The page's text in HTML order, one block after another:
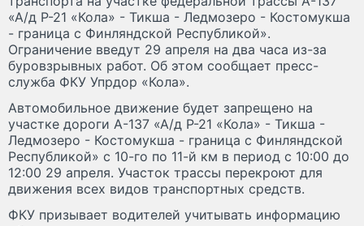
«А/д Р-21 «Кола» - Тикша - Ледмозеро - Костомукша
- граница с Финляндской Республикой».
Ограничение введут 29 апреля на два часа из-за
буровзрывных работ. Об этом сообщает пресс-
служба ФКУ Упрдор «Кола».
Автомобильное движение будет запрещено на
участке дороги А-137 «А/д Р-21 «Кола» - Тикша -
Ледмозеро - Костомукша - граница с Финляндской
Республикой» с 10-го по 11-й км в период с 10:00 до
12:00 29 апреля. Участок трассы перекроют для
движения всех видов транспортных средств.
ФКУ призывает водителей учитывать информацию